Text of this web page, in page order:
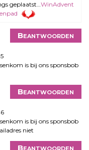
geplaatst…WinAdvent
Beantwoorden
is bij ons sponsbob
Beantwoorden
is bij ons sponsbob
niet
Beantwoorden